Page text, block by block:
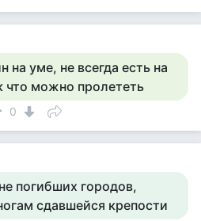
на уме, не всегда есть на
что можно пролететь
0
погибших городов,
сдавшейся крепости